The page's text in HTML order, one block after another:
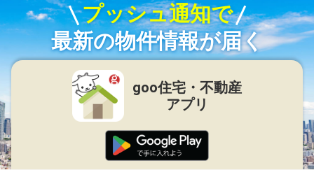
プッシュ通知で
最新の物件情報が届く
goo住宅・不動産
アプリ